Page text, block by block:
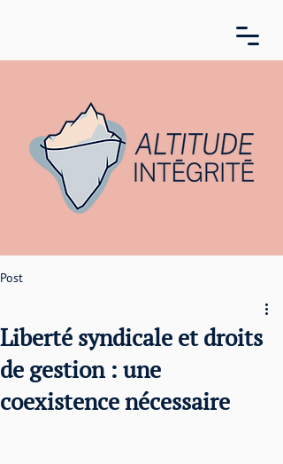
Post
Liberté syndicale et droits
de gestion : une
coexistence nécessaire